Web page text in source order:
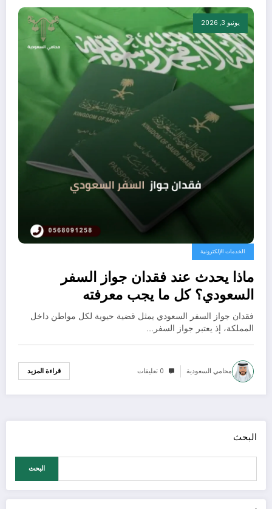
يونيو 3, 2026
الخدمات الإلكترونية
ماذا يحدث عند فقدان جواز السفر
السعودي؟ كل ما يجب معرفته
فقدان جواز السفر السعودي يمثل قضية حيوية لكل مواطن داخل
المملكة، إذ يعتبر جواز السفر…
محامي السعودية 0 تعليقات قراءة المزيد
البحث
البحث